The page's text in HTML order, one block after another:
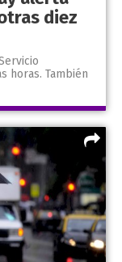
diez
horas. También